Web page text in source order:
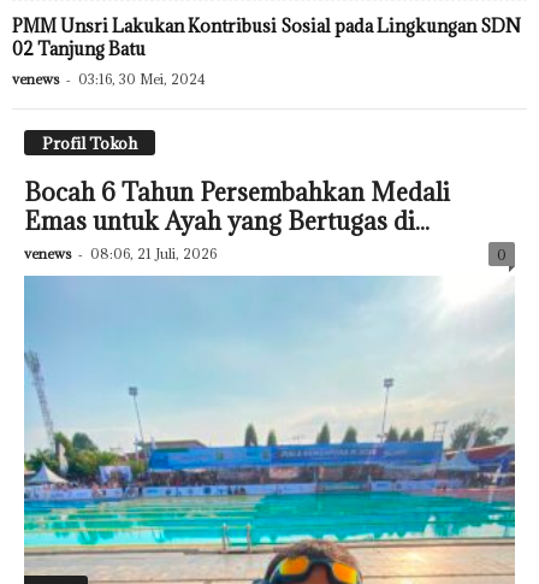
PMM Unsri Lakukan Kontribusi Sosial pada Lingkungan SDN
02 Tanjung Batu
venews - 03:16, 30 Mei, 2024
Profil Tokoh
Bocah 6 Tahun Persembahkan Medali
Emas untuk Ayah yang Bertugas di...
venews - 08:06, 21 Juli, 2026 0